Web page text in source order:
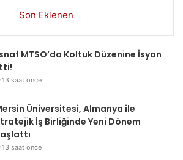
Son Eklenen
MTSO’da Koltuk Düzenine İsyan
13 saat önce
Üniversitesi, Almanya ile
İş Birliğinde Yeni Dönem
13 saat önce